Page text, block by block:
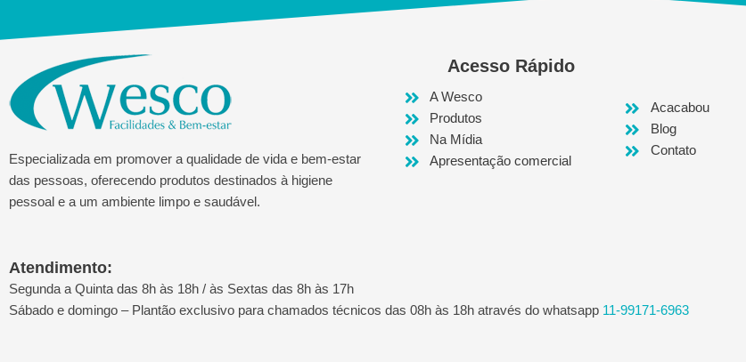
Especializada em promover a qualidade de vida e bem-estar
das pessoas, oferecendo produtos destinados à higiene
pessoal e a um ambiente limpo e saudável.
Acesso Rápido
A Wesco
Produtos
Na Mídia
Apresentação comercial
Acacabou
Blog
Contato
Atendimento:
Segunda a Quinta das 8h às 18h / às Sextas das 8h às 17h
Sábado e domingo – Plantão exclusivo para chamados técnicos das 08h às 18h através do whatsapp 11-99171-6963